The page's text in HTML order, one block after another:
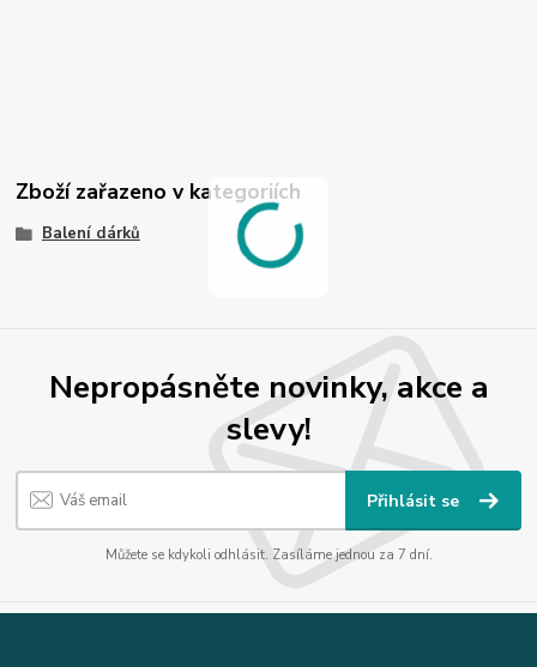
Zboží zařazeno v kategoriích
Balení dárků
Nepropásněte novinky, akce a
slevy!
Přihlásit se
Můžete se kdykoli odhlásit. Zasíláme jednou za 7 dní.